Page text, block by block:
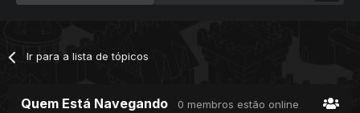
Ir para a lista de tópicos
Quem Está Navegando 0 membros estão online